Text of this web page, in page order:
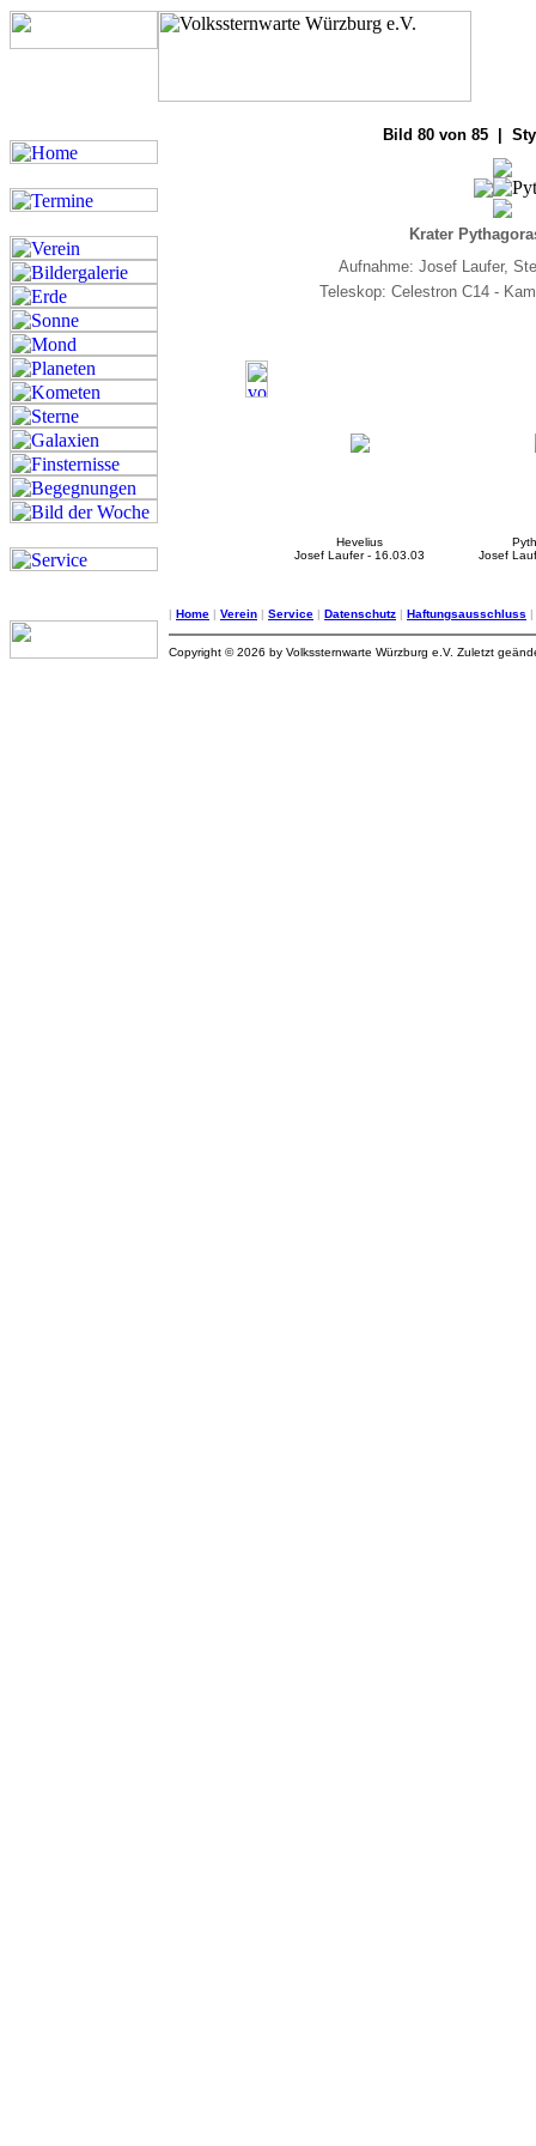
Bild 80 von 85 |
Krater
Aufnahme: Josef Laufer,
Teleskop: Celestron C14 -
Hevelius
Josef Laufer - 16.03.03
Josef
| Home | Verein | Service | Datenschutz | Haftungsausschluss |
Copyright © 2026 by Volkssternwarte Würzburg e.V. Zuletzt